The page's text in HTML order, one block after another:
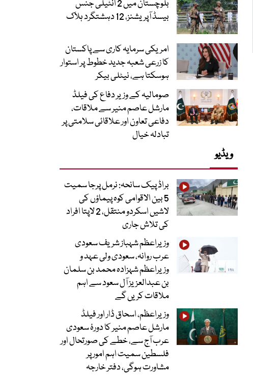
بلوچستان میں 2 انٹیلی جنس
بیسڈ آپریشنز، 12 دہشتگرد ہلاک
امریکی سرمایہ کاری سے پاکستان
کا زرعی شعبہ جدید خطوط پر استوار
ہوسکتا ہے، نیٹلی بیکر
صومالیہ کے وزیر دفاع کی فیلڈ
مارشل عاصم منیر سے ملاقات،
دفاعی تعاون اور علاقائی سلامتی پر
تبادلہ خیال
ویڈیو
براڈ پیک سانحہ: نرمل پرجا سمیت
5 بین الاقوامی کوہ پیماؤں کی
لاشیں اسکردو منتقل، 2 لاپتا افراد
کی تلاش جاری
وزیراعظم شہباز شریف سعودی
عرب روانہ، سعودی ولی عہد و
وزیراعظم شہزادہ محمد بن سلمان
بن عبدالعزیز آل سعود سے اہم
ملاقات کریں گے
وزیراعظم، اسحاق ڈار اور فیلڈ
مارشل عاصم منیر کا دورۂ سعودی
عرب آج سے، خطے کی صورتحال اور
فلسطین سمیت اہم امور پر
مشاورت ہوگی، دفتر خارجہ